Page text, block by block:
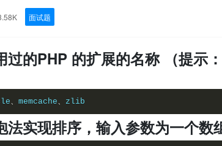
面试题
过的PHP 的扩展的名称 （提示
、memcache、 zlib
法实现排序，输入参数为一个数